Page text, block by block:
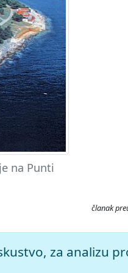
na Punti
članak
2026. Pristupljeno
za analizu